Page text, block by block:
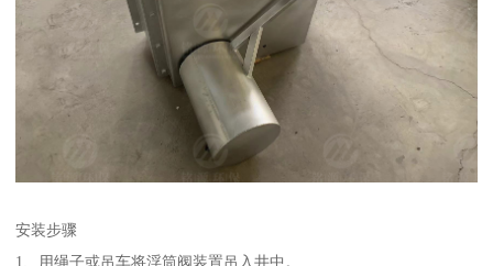
安装步骤
1、用绳子或吊车将浮筒阀装置吊入井中。